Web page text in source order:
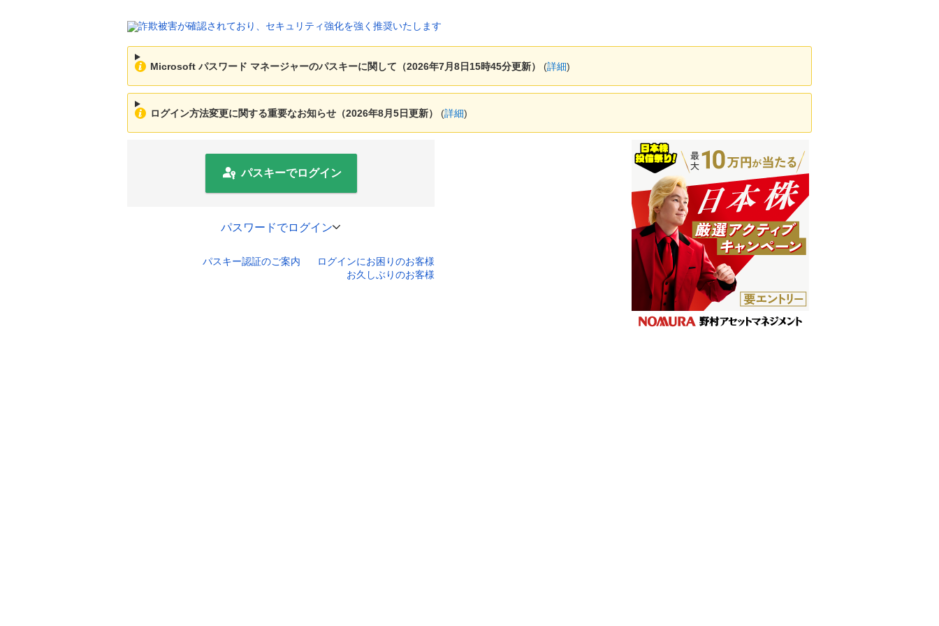
Microsoft パスワード マネージャーのパスキーに関して（2026年7月8日15時45分更新） (詳細)
ログイン方法変更に関する重要なお知らせ（2026年8月5日更新） (詳細)
パスキーでログイン
パスワードでログイン
口座番号でログイン
パスキー認証のご案内
ログインにお困りのお客様
お久しぶりのお客様